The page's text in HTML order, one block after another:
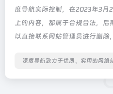
度导航实际控制，在2023年3月
上的内容，都属于合规合法，
以直接联系网站管理员进行删除
深度导航致力于优质、实用的网络